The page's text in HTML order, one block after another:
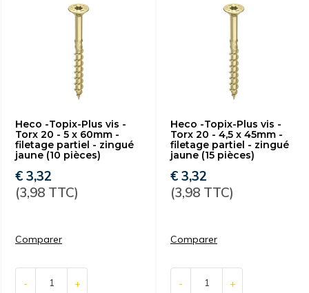
Heco -Topix-Plus vis -
Torx 20 - 5 x 60mm -
filetage partiel - zingué
jaune (10 pièces)
€ 3,32
(3,98 TTC)
Comparer
- +
Heco -Topix-Plus vis -
Torx 20 - 4,5 x 45mm -
filetage partiel - zingué
jaune (15 pièces)
€ 3,32
(3,98 TTC)
Comparer
- +